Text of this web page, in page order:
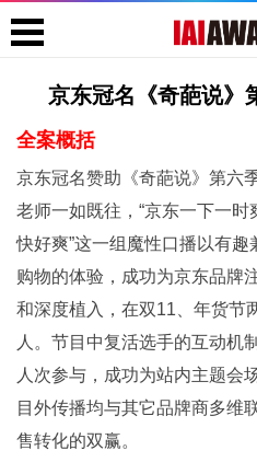
京东冠名《奇葩说》
全案概括
京东冠名赞助《奇葩说》第六
老师一如既往，“京东一下一
快好爽”这一组魔性口播以有
购物的体验，成功为京东品牌
和深度植入，在双11、年货节
人。节目中复活选手的互动机
人次参与，成功为站内主题会
目外传播均与其它品牌商多维
售转化的双赢。